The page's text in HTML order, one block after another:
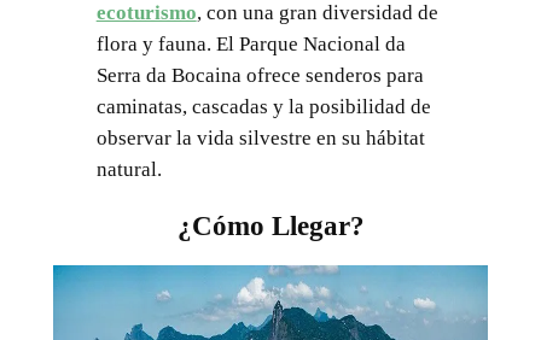
ecoturismo, con una gran diversidad de
flora y fauna. El Parque Nacional da
Serra da Bocaina ofrece senderos para
caminatas, cascadas y la posibilidad de
observar la vida silvestre en su hábitat
natural.
¿Cómo Llegar?